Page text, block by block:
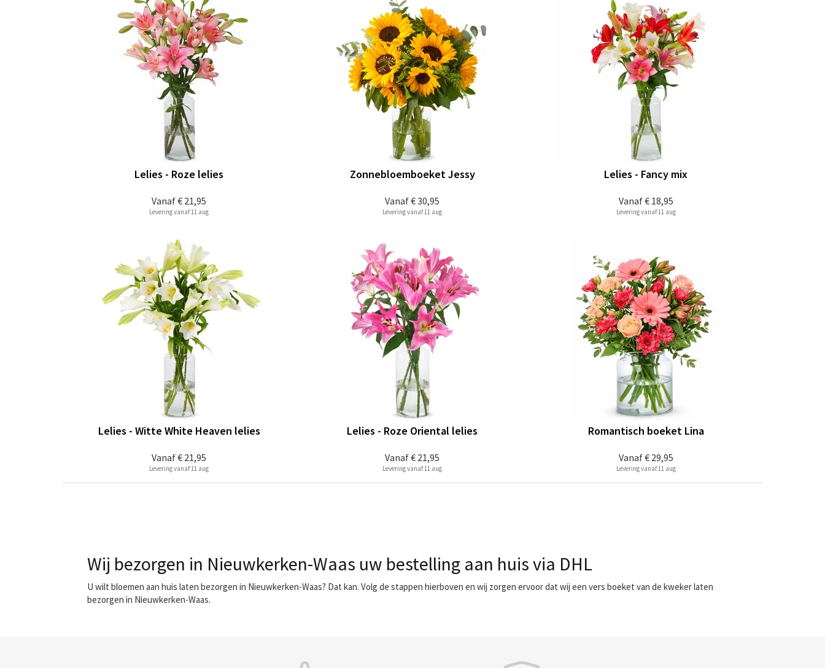
Vanaf€ 21,95
Lelies - Roze lelies
Levering vanaf 11 aug
Vanaf€ 30,95
Zonnebloemboeket Jessy
Levering vanaf 11 aug
Vanaf€ 18,95
Lelies - Fancy mix
Levering vanaf 11 aug
Vanaf€ 21,95
Lelies - Witte White Heaven lelies
Levering vanaf 11 aug
Vanaf€ 21,95
Lelies - Roze Oriental lelies
Levering vanaf 11 aug
Vanaf€ 29,95
Romantisch boeket Lina
Levering vanaf 11 aug
Wij bezorgen in Nieuwkerken-Waas uw bestelling aan huis via DHL
U wilt bloemen aan huis laten bezorgen in Nieuwkerken-Waas? Dat kan. Volg de stappen hierboven en wij zorgen ervoor dat wij een vers boeket van de kweker laten
bezorgen in Nieuwkerken-Waas.